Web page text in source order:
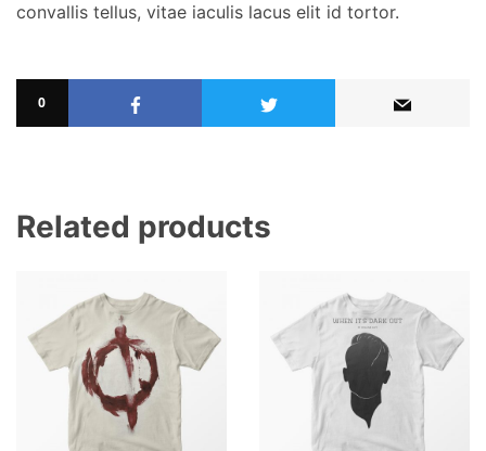
convallis tellus, vitae iaculis lacus elit id tortor.
0
Related products